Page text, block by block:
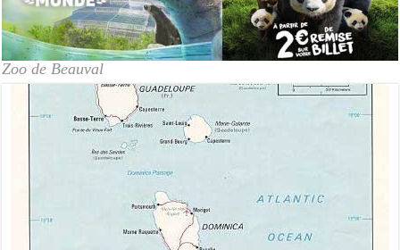
Zoo de Beauval